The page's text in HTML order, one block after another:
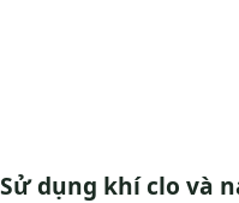
Sử dụng khí clo và